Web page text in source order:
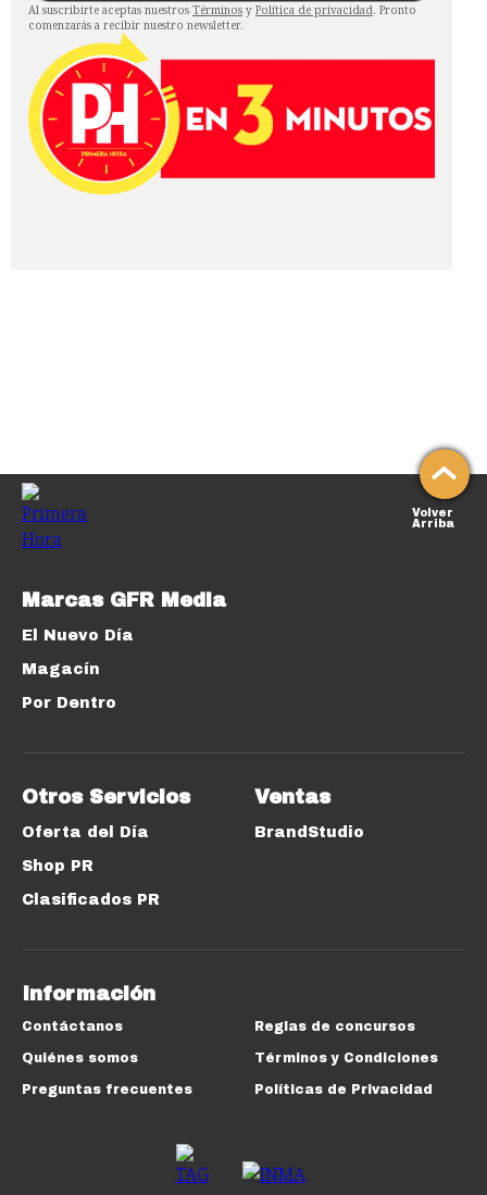
Al suscribirte aceptas nuestros Términos y Política de privacidad. Pronto
comenzarás a recibir nuestro newsletter.
Volver
Arriba
Marcas GFR Media
El Nuevo Día
Magacín
Por Dentro
Otros Servicios
Oferta del Día
Shop PR
Clasificados PR
Ventas
BrandStudio
Información
Contáctanos
Quiénes somos
Preguntas frecuentes
Reglas de concursos
Términos y Condiciones
Políticas de Privacidad